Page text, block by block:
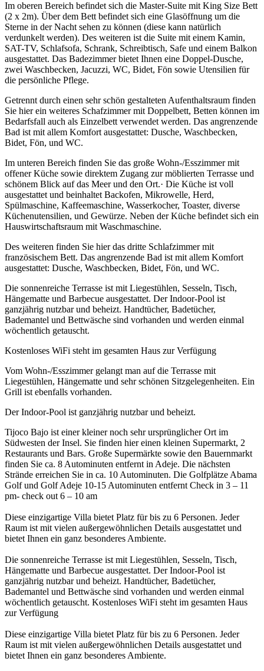
Im oberen Bereich befindet sich die Master-Suite mit King Size Bett
(2 x 2m). Über dem Bett befindet sich eine Glasöffnung um die
Sterne in der Nacht sehen zu können (diese kann natürlich
verdunkelt werden). Des weiteren ist die Suite mit einem Kamin,
SAT-TV, Schlafsofa, Schrank, Schreibtisch, Safe und einem Balkon
ausgestattet. Das Badezimmer bietet Ihnen eine Doppel-Dusche,
zwei Waschbecken, Jacuzzi, WC, Bidet, Fön sowie Utensilien für
die persönliche Pflege.
Getrennt durch einen sehr schön gestalteten Aufenthaltsraum finden
Sie hier ein weiteres Schafzimmer mit Doppelbett, Betten können im
Bedarfsfall auch als Einzelbett verwendet werden. Das angrenzende
Bad ist mit allem Komfort ausgestattet: Dusche, Waschbecken,
Bidet, Fön, und WC.
Im unteren Bereich finden Sie das große Wohn-/Esszimmer mit
offener Küche sowie direktem Zugang zur möblierten Terrasse und
schönem Blick auf das Meer und den Ort.· Die Küche ist voll
ausgestattet und beinhaltet Backofen, Mikrowelle, Herd,
Spülmaschine, Kaffeemaschine, Wasserkocher, Toaster, diverse
Küchenutensilien, und Gewürze. Neben der Küche befindet sich ein
Hauswirtschaftsraum mit Waschmaschine.
Des weiteren finden Sie hier das dritte Schlafzimmer mit
französischem Bett. Das angrenzende Bad ist mit allem Komfort
ausgestattet: Dusche, Waschbecken, Bidet, Fön, und WC.
Die sonnenreiche Terrasse ist mit Liegestühlen, Sesseln, Tisch,
Hängematte und Barbecue ausgestattet. Der Indoor-Pool ist
ganzjährig nutzbar und beheizt. Handtücher, Badetücher,
Bademantel und Bettwäsche sind vorhanden und werden einmal
wöchentlich getauscht.
Kostenloses WiFi steht im gesamten Haus zur Verfügung
Vom Wohn-/Esszimmer gelangt man auf die Terrasse mit
Liegestühlen, Hängematte und sehr schönen Sitzgelegenheiten. Ein
Grill ist ebenfalls vorhanden.
Der Indoor-Pool ist ganzjährig nutzbar und beheizt.
Tijoco Bajo ist einer kleiner noch sehr ursprünglicher Ort im
Südwesten der Insel. Sie finden hier einen kleinen Supermarkt, 2
Restaurants und Bars. Große Supermärkte sowie den Bauernmarkt
finden Sie ca. 8 Autominuten entfernt in Adeje. Die nächsten
Strände erreichen Sie in ca. 10 Autominuten. Die Golfplätze Abama
Golf und Golf Adeje 10-15 Autominuten entfernt Check in 3 – 11
pm- check out 6 – 10 am
Diese einzigartige Villa bietet Platz für bis zu 6 Personen. Jeder
Raum ist mit vielen außergewöhnlichen Details ausgestattet und
bietet Ihnen ein ganz besonderes Ambiente.
Die sonnenreiche Terrasse ist mit Liegestühlen, Sesseln, Tisch,
Hängematte und Barbecue ausgestattet. Der Indoor-Pool ist
ganzjährig nutzbar und beheizt. Handtücher, Badetücher,
Bademantel und Bettwäsche sind vorhanden und werden einmal
wöchentlich getauscht. Kostenloses WiFi steht im gesamten Haus
zur Verfügung
Diese einzigartige Villa bietet Platz für bis zu 6 Personen. Jeder
Raum ist mit vielen außergewöhnlichen Details ausgestattet und
bietet Ihnen ein ganz besonderes Ambiente.